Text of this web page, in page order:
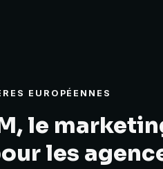
EUROPÉENNES
le
les